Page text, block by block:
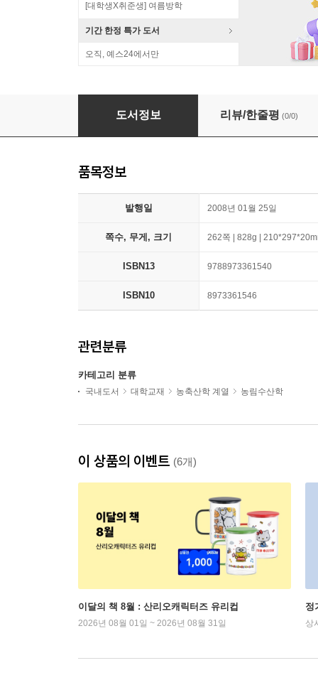
[대학생X취준생] 여름방학
기간 한정 특가 도서
오직, 예스24에서만
약초재배기술
도서정보 리뷰/한줄평 (0/0)
품목정보
발행일 2008년 01월 25일
쪽수, 무게, 크기 262쪽 | 828g |
ISBN13 9788973361540
ISBN10 8973361546
관련분류
카테고리 분류
국내도서 대학교재 농축산학 계열 농림수산학
이 상품의 이벤트 (6개)
이달의 책 8월 : 산리오캐릭터즈 유리컵
2026년 08월 01일 ~ 2026년 08월 31일
정
상